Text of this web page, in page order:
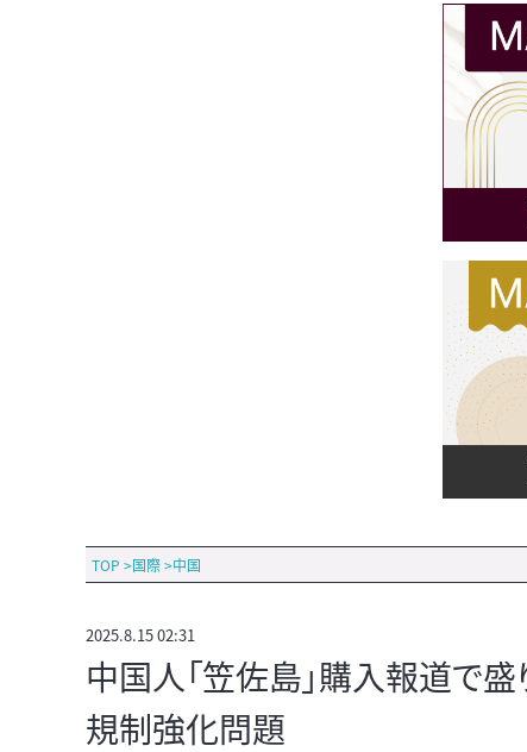
TOP >国際>中国
2025.8.15 02:31
中国人「笠佐島」購入報道
規制強化問題